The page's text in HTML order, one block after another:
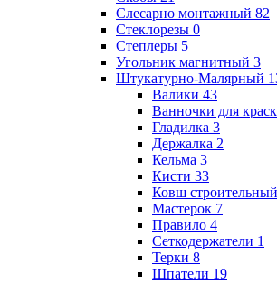
Слесарно монтажный 82
Стеклорезы 0
Степлеры 5
Угольник магнитный 3
Штукатурно-Малярный
Валики 43
Ванночки для
Гладилка 3
Держалка 2
Кельма 3
Кисти 33
Ковш строительный
Мастерок 7
Правило 4
Сеткодержатели 1
Терки 8
Шпатели 19